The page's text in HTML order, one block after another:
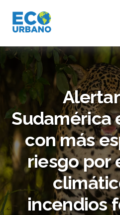
Sudamérica
con más
riesgo por
incendios